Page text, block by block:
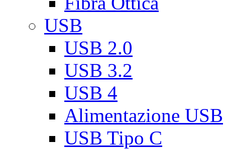
USB
USB 2.0
USB 3.2
USB 4
Alimentazione USB
USB Tipo C